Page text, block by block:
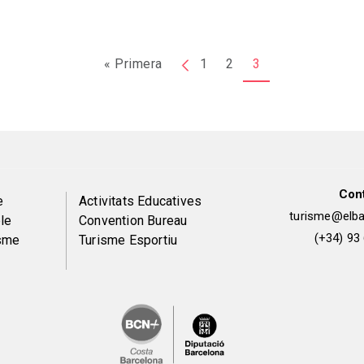
« Primera Primera
Pàgina
1 2 3
Peu
de
Activitats Educatives
Convention Bureau
Turisme Esportiu
(+34) 93